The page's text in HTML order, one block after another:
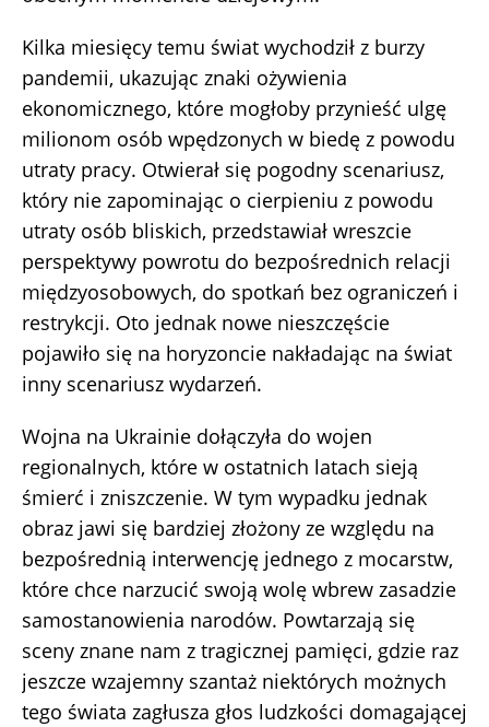
Kilka miesięcy temu świat wychodził z burzy
pandemii, ukazując znaki ożywienia
ekonomicznego, które mogłoby przynieść ulgę
milionom osób wpędzonych w biedę z powodu
utraty pracy. Otwierał się pogodny scenariusz,
który nie zapominając o cierpieniu z powodu
utraty osób bliskich, przedstawiał wreszcie
perspektywy powrotu do bezpośrednich relacji
międzyosobowych, do spotkań bez ograniczeń i
restrykcji. Oto jednak nowe nieszczęście
pojawiło się na horyzoncie nakładając na świat
inny scenariusz wydarzeń.
Wojna na Ukrainie dołączyła do wojen
regionalnych, które w ostatnich latach sieją
śmierć i zniszczenie. W tym wypadku jednak
obraz jawi się bardziej złożony ze względu na
bezpośrednią interwencję jednego z mocarstw,
które chce narzucić swoją wolę wbrew zasadzie
samostanowienia narodów. Powtarzają się
sceny znane nam z tragicznej pamięci, gdzie raz
jeszcze wzajemny szantaż niektórych możnych
tego świata zagłusza głos ludzkości domagającej